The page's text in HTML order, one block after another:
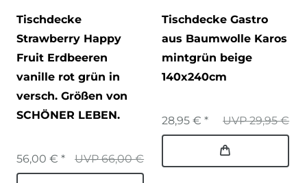
Tischdecke
Strawberry Happy
Fruit Erdbeeren
vanille rot grün in
versch. Größen von
SCHÖNER LEBEN.
UVP 66,00 €
56,00 € *
Tischdecke Gastro
aus Baumwolle Karos
mintgrün beige
140x240cm
UVP 29,95 €
28,95 € *